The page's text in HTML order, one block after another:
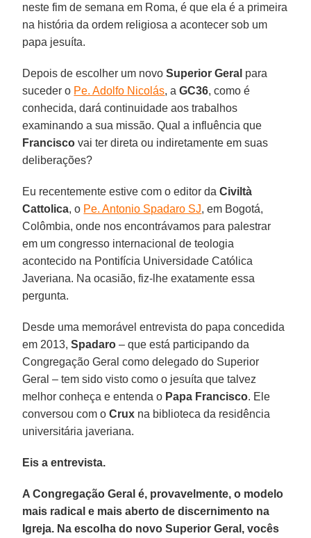
neste fim de semana em Roma, é que ela é a primeira
na história da ordem religiosa a acontecer sob um
papa jesuíta.
Depois de escolher um novoSuperior Geral para
suceder o Pe. Adolfo Nicolás, aGC36, como é
conhecida, dará continuidade aos trabalhos
examinando a sua missão. Qual a influência que
Francisco vai ter direta ou indiretamente em suas
deliberações?
Eu recentemente estive com o editor daCiviltà
Cattolica, o Pe. Antonio Spadaro SJ, em Bogotá,
Colômbia, onde nos encontrávamos para palestrar
em um congresso internacional de teologia
acontecido na Pontifícia Universidade Católica
Javeriana. Na ocasião, fiz-lhe exatamente essa
pergunta.
Desde uma memorável entrevista do papa concedida
em 2013,Spadaro – que está participando da
Congregação Geral como delegado do Superior
Geral – tem sido visto como o jesuíta que talvez
melhor conheça e entenda o Papa Francisco. Ele
conversou com oCrux na biblioteca da residência
universitária javeriana.
Eis a entrevista.
A Congregação Geral é, provavelmente, o modelo
mais radical e mais aberto de discernimento na
Igreja. Na escolha do novo Superior Geral, vocês